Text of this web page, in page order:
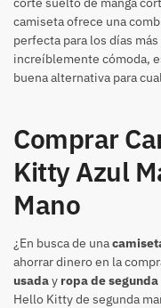
camiseta ofrece una
perfecta para los días
increíblemente cómoda,
buena alternativa para
Comprar
Kitty Azul
Mano
¿En busca de una
ahorrar dinero en la
usaday ropa de
Hello Kitty de segunda